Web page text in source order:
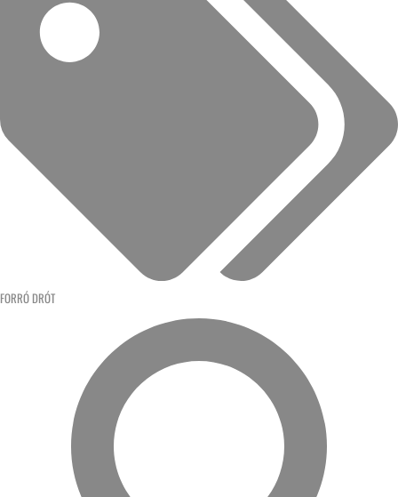
FORRÓ DRÓT